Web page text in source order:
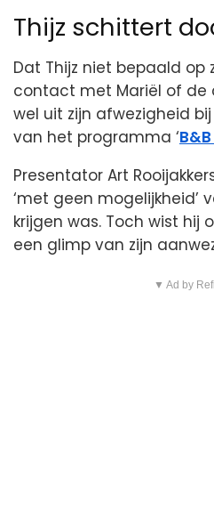
Thijz schittert
Dat Thijz niet bepaald op
contact met Mariël of de
wel uit zijn afwezigheid
van het programma ‘
Presentator Art
‘met geen mogelijkheid’
krijgen was. Toch wist hij
een glimp van zijn
▼ Ad by